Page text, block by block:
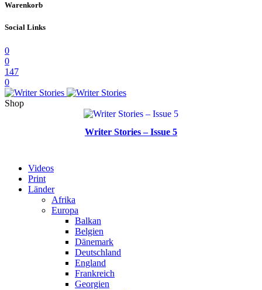
Warenkorb
Social Links
0
0
147
0
Shop
Writer Stories – Issue 5
Videos
Print
Länder
Afrika
Europa
Balkan
Belgien
Dänemark
Deutschland
England
Frankreich
Georgien